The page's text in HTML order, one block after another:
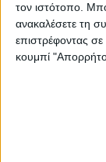
τον ιστότοπο.
ανακαλέσετε τη
επιστρέφοντας σε
κουμπί
Τελευταίες